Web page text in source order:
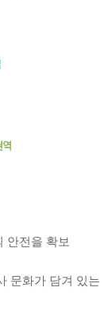
안전을 확보
문화가 담겨 있는